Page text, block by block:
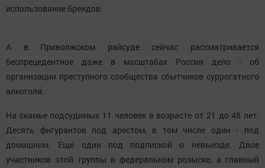
использование брендов.
А в Приволжском райсуде сейчас рассматривается
беспрецедентное даже в масштабах России дело - об
организации преступного сообщества сбытчиков суррогатного
алкоголя.
На скамье подсудимых 11 человек в возрасте от 21 до 48 лет.
Десять фигурантов под арестом, в том числе один - под
домашним. Еще один под подпиской о невыезде. Двое
участников этой группы в федеральном розыске, а главный